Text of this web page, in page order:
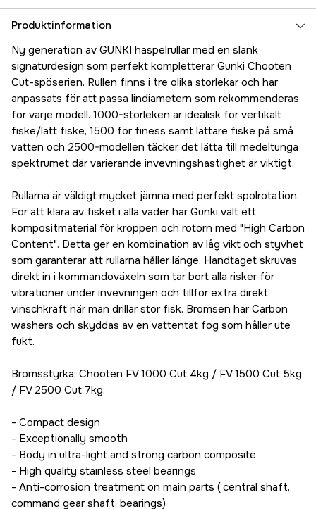
Produktinformation
Ny generation av GUNKI haspelrullar med en slank
signaturdesign som perfekt kompletterar Gunki Chooten
Cut-spöserien. Rullen finns i tre olika storlekar och har
anpassats för att passa lindiametern som rekommenderas
för varje modell. 1000-storleken är idealisk för vertikalt
fiske/lätt fiske, 1500 för finess samt lättare fiske på små
vatten och 2500-modellen täcker det lätta till medeltunga
spektrumet där varierande invevningshastighet är viktigt.
Rullarna är väldigt mycket jämna med perfekt spolrotation.
För att klara av fisket i alla väder har Gunki valt ett
kompositmaterial för kroppen och rotorn med "High Carbon
Content". Detta ger en kombination av låg vikt och styvhet
som garanterar att rullarna håller länge. Handtaget skruvas
direkt in i kommandoväxeln som tar bort alla risker för
vibrationer under invevningen och tillför extra direkt
vinschkraft när man drillar stor fisk. Bromsen har Carbon
washers och skyddas av en vattentät fog som håller ute
fukt.
Bromsstyrka: Chooten FV 1000 Cut 4kg / FV 1500 Cut 5kg
/ FV 2500 Cut 7kg.
- Compact design
- Exceptionally smooth
- Body in ultra-light and strong carbon composite
- High quality stainless steel bearings
- Anti-corrosion treatment on main parts ( central shaft,
command gear shaft, bearings)